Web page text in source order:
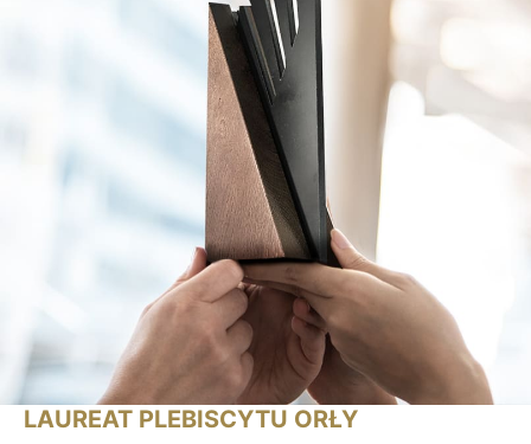
LAUREAT PLEBISCYTU ORŁY